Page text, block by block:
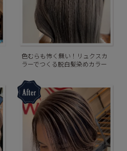
色むらも怖く無い！リュクスカ
ラーでつくる脱白髪染めカラー